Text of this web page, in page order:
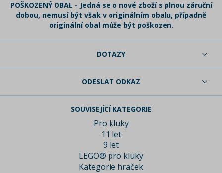
POŠKOZENÝ OBAL - Jedná se o nové zboží s plnou záruční
dobou, nemusí být však v originálním obalu, případně
originální obal může být poškozen.
DOTAZY
ODESLAT ODKAZ
SOUVISEJÍCÍ KATEGORIE
Pro kluky
11 let
9 let
LEGO® pro kluky
Kategorie hraček